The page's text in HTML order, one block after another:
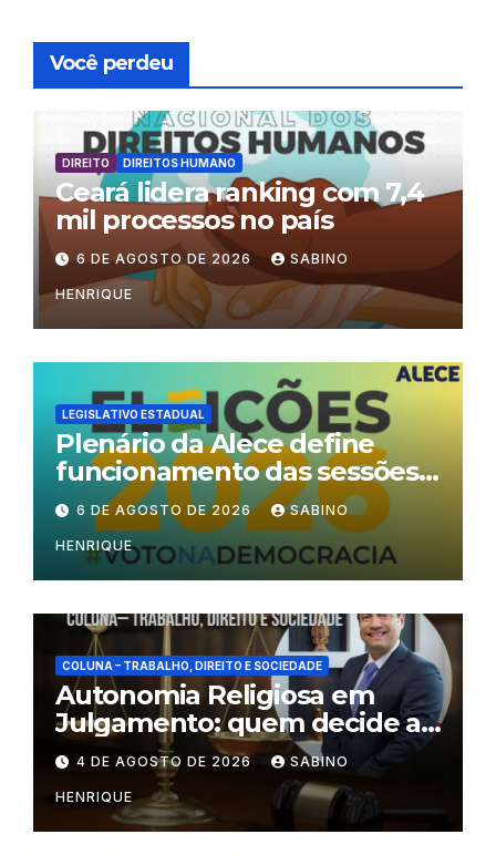
Você perdeu
DIREITO DIREITOS HUMANO
Ceará lidera ranking com 7,4
mil processos no país
6 DE AGOSTO DE 2026 SABINO
HENRIQUE
LEGISLATIVO ESTADUAL
Plenário da Alece define
funcionamento das sessões
durante o período eleitoral
6 DE AGOSTO DE 2026 SABINO
HENRIQUE
COLUNA – TRABALHO, DIREITO E SOCIEDADE
Autonomia Religiosa em
Julgamento: quem decide as
regras dentro dos templos?
4 DE AGOSTO DE 2026 SABINO
HENRIQUE